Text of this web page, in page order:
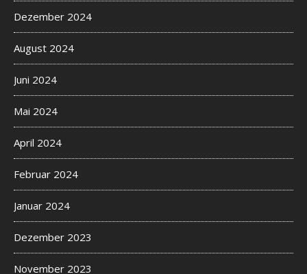
Dezember 2024
August 2024
Juni 2024
Mai 2024
April 2024
Februar 2024
Januar 2024
Dezember 2023
November 2023